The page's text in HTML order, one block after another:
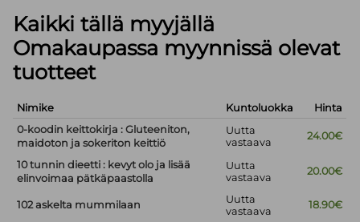
Kaikki tällä myyjällä
Omakaupassa myynnissä olevat
tuotteet
Nimike Kuntoluokka
Hinta
0-koodin keittokirja : Gluteeniton,
maidoton ja sokeriton keittiö
Uutta
vastaava
24.00€
10 tunnin dieetti : kevyt olo ja lisää
elinvoimaa pätkäpaastolla
Uutta
vastaava
20.00€
102 askelta mummilaan
Uutta
vastaava
18.90€